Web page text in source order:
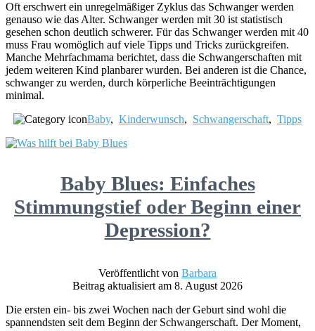
Oft erschwert ein unregelmäßiger Zyklus das Schwanger werden
genauso wie das Alter. Schwanger werden mit 30 ist statistisch
gesehen schon deutlich schwerer. Für das Schwanger werden mit 40
muss Frau womöglich auf viele Tipps und Tricks zurückgreifen.
Manche Mehrfachmama berichtet, dass die Schwangerschaften mit
jedem weiteren Kind planbarer wurden. Bei anderen ist die Chance,
schwanger zu werden, durch körperliche Beeinträchtigungen
minimal.
Baby, Kinderwunsch, Schwangerschaft, Tipps
Baby Blues: Einfaches
Stimmungstief oder Beginn einer
Depression?
Veröffentlicht von Barbara
Beitrag aktualisiert am 8. August 2026
Die ersten ein- bis zwei Wochen nach der Geburt sind wohl die
spannendsten seit dem Beginn der Schwangerschaft. Der Moment,